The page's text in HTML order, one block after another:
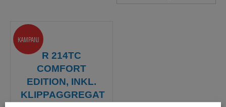
KAMPANJ
R 214TC
COMFORT
EDITION, INKL.
KLIPPAGGREGAT